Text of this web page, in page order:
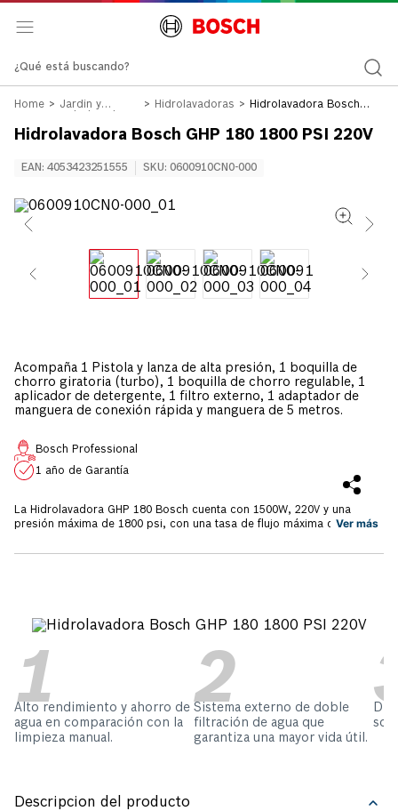
Jardín y
Hidrolavadoras
Hidrolavadora Bosch
Hidrolavadora Bosch GHP 180 1800 PSI 220V
EAN : 4053423251555 SKU: 0600910CN0-000
Acompaña 1 Pistola y lanza de alta presión, 1 boquilla de
chorro giratoria (turbo), 1 boquilla de chorro regulable, 1
aplicador de detergente, 1 filtro externo, 1 adaptador de
manguera de conexión rápida y manguera de 5 metros.
Bosch Professional
1 año de Garantía
La Hidrolavadora GHP 180 Bosch cuenta con 1500W, 220V y una
presión máxima de 1800 psi, con una tasa de flujo máxima de 240 l/h.
garantizando una limpieza rápida y más ahorro en el consumo de
Hidrolavadora GHP 180 incluye; 1 pistola y lanza de alta presión, 1
aplicador de detergente, 1 filtro externo, 1 adaptador de manguera
de conexión rápida y 1 manguera de 5 metros. Los accesorios que
incluye proporcionan flexibilidad para limpiar diversas superficies y
tipos de suciedad. La herramienta cuenta con 1 año de garantía
Bosch, y realizando el registro en la página web
www.garantiabosch.com, recibirás un año adicional de garantía.
Ver más
Alto rendimiento y ahorro de
agua en comparación con la
limpieza manual.
Sistema externo de doble
filtración de agua que
garantiza una mayor vida útil.
Descripcion del producto